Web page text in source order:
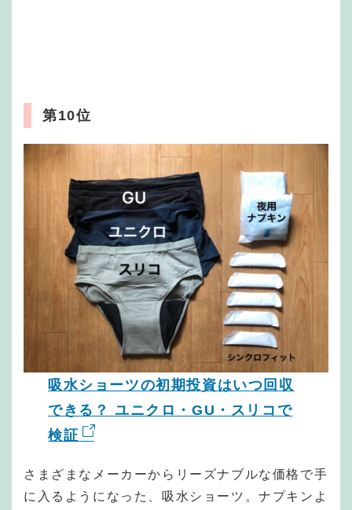
第10位
吸水ショーツの初期投資はいつ回収
できる？ ユニクロ・GU・スリコで
検証
さまざまなメーカーからリーズナブルな価格で手
に入るようになった、吸水ショーツ。ナプキンよ